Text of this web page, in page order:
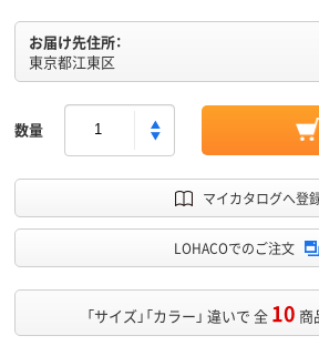
お届け先住所：
東京都江東区
数量
マイカタログへ登
LOHACOでのご注文
「サイズ」「カラー」 違いで 全 10 商